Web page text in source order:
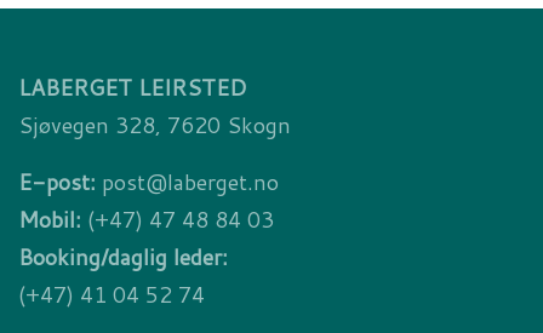
LABERGET LEIRSTED
Sjøvegen 328, 7620 Skogn
E-post: post@laberget.no
Mobil: (+47) 47 48 84 03
Booking/daglig leder:
(+47) 41 04 52 74